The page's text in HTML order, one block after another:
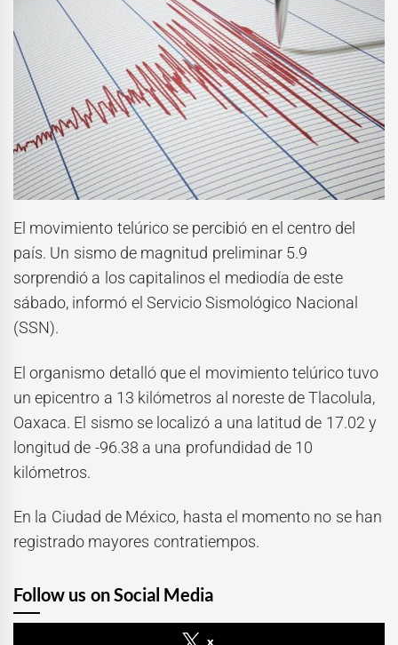
El movimiento telúrico se percibió en el centro del
país. Un sismo de magnitud preliminar 5.9
sorprendió a los capitalinos el mediodía de este
sábado, informó el Servicio Sismológico Nacional
(SSN).
El organismo detalló que el movimiento telúrico tuvo
un epicentro a 13 kilómetros al noreste de Tlacolula,
Oaxaca. El sismo se localizó a una latitud de 17.02 y
longitud de -96.38 a una profundidad de 10
kilómetros.
En la Ciudad de México, hasta el momento no se han
registrado mayores contratiempos.
Follow us on Social Media
x